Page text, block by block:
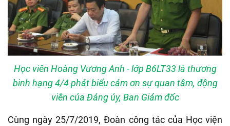
Học viên Hoàng Vương Anh - lớp B6LT33 là thương
binh hạng 4/4 phát biểu cám ơn sự quan tâm, động
viên của Đảng ủy, Ban Giám đốc
Cùng ngày 25/7/2019, Đoàn công tác của Học viện